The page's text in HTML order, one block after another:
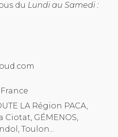
du Lundi au Samedi :
LA Région PACA,
Ciotat, GÉMENOS,
Toulon...